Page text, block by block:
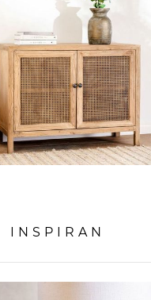
INSPIRAN